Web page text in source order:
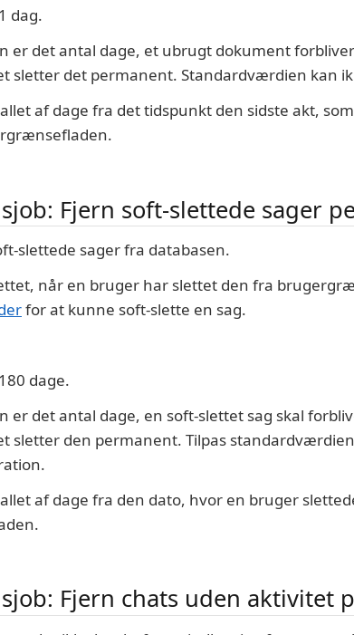
dag.
er det antal dage, et ubrugt dokument
sletter det permanent. Standardværdien kan
af dage fra det tidspunkt den sidste akt,
Fjern soft-slettede sager
slettede sager fra databasen.
når en bruger har slettet den fra
for at kunne soft-slette en sag.
dage.
er det antal dage, en soft-slettet sag skal
sletter den permanent. Tilpas
af dage fra den dato, hvor en bruger
Fjern chats uden aktivitet